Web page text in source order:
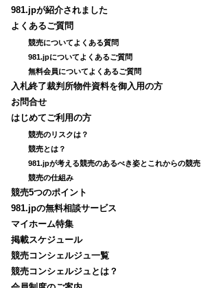
981.jpが紹介されました
よくあるご質問
競売についてよくある質問
981.jpについてよくあるご質問
無料会員についてよくあるご質問
入札終了裁判所物件資料を御入用の方
お問合せ
はじめてご利用の方
競売のリスクは？
競売とは？
981.jpが考える競売のあるべき姿とこれからの競売
競売の仕組み
競売5つのポイント
981.jpの無料相談サービス
マイホーム特集
掲載スケジュール
競売コンシェルジュ一覧
競売コンシェルジュとは？